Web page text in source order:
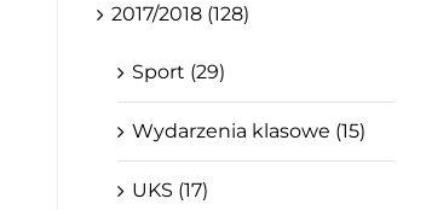
2017/2018 (128)
Sport (29)
Wydarzenia klasowe (15)
UKS (17)